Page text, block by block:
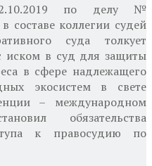
по делу №
составе коллегии судей
суда толкует
иском в суд для защиты
в сфере надлежащего
экосистем в свете
– международном
обязательства
к правосудию по